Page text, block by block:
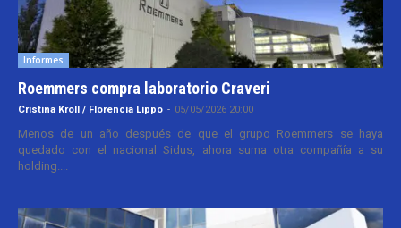
Informes
Roemmers compra laboratorio Craveri
Cristina Kroll / Florencia Lippo - 05/05/2026 20:00
Menos de un año después de que el grupo Roemmers se haya
quedado con el nacional Sidus, ahora suma otra compañía a su
holding....